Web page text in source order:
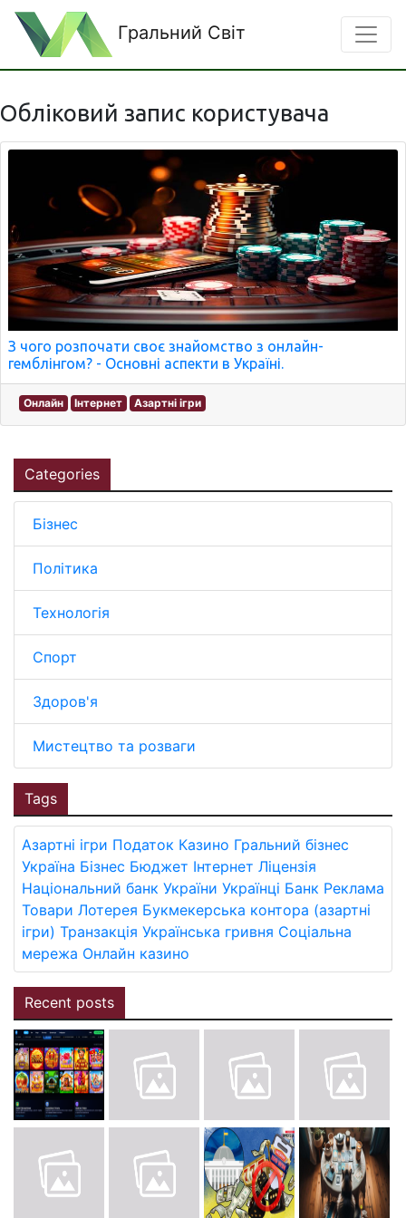
Гральний Світ
Обліковий запис користувача
З чого розпочати своє знайомство з онлайн-
гемблінгом? - Основні аспекти в Україні.
Онлайн Інтернет Азартні ігри
Categories
Бізнес
Політика
Технологія
Спорт
Здоров'я
Мистецтво та розваги
Tags
Азартні ігри Податок Казино Гральний бізнес
Україна Бізнес Бюджет Інтернет Ліцензія
Національний банк України Українці Банк Реклама
Товари Лотерея Букмекерська контора (азартні
ігри) Транзакція Українська гривня Соціальна
мережа Онлайн казино
Recent posts